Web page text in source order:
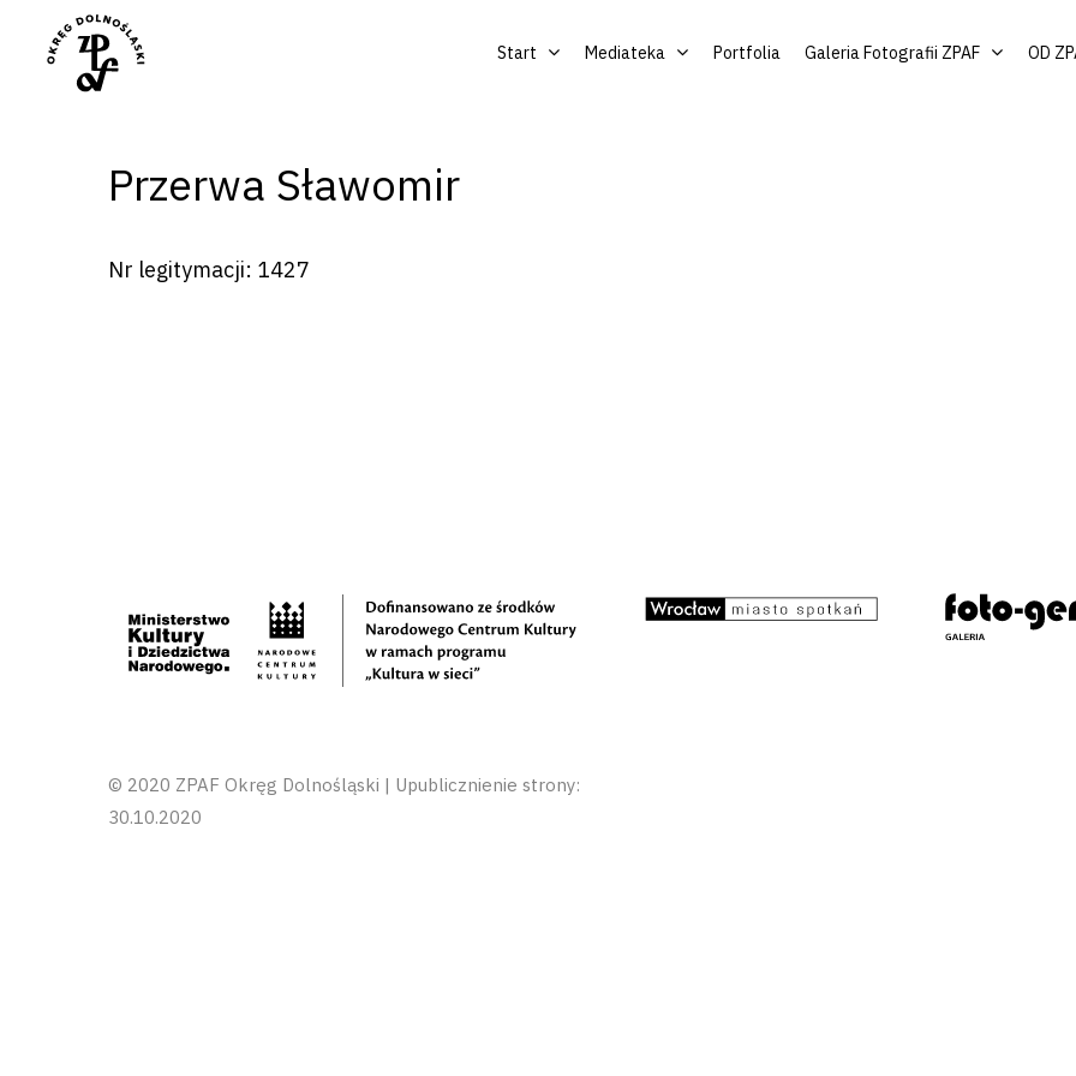
Naciśnij enter by wyszukać lub ESC aby zamknąć
Start Mediateka Portfolia Galeria Fotografii ZPAF OD
Przerwa Sławomir
Nr legitymacji: 1427
© 2020 ZPAF Okręg Dolnośląski | Upublicznienie strony:
30.10.2020